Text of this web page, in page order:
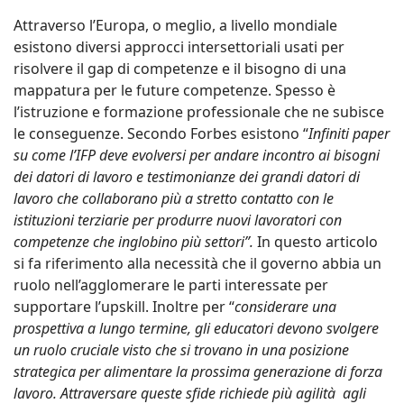
Attraverso l’Europa, o meglio, a livello mondiale
esistono diversi approcci intersettoriali usati per
risolvere il gap di competenze e il bisogno di una
mappatura per le future competenze. Spesso è
l’istruzione e formazione professionale che ne subisce
le conseguenze. Secondo Forbes esistono “Infiniti paper
su come l’IFP deve evolversi per andare incontro ai bisogni
dei datori di lavoro e testimonianze dei grandi datori di
lavoro che collaborano più a stretto contatto con le
istituzioni terziarie per produrre nuovi lavoratori con
competenze che inglobino più settori”. In questo articolo
si fa riferimento alla necessità che il governo abbia un
ruolo nell’agglomerare le parti interessate per
supportare l’upskill. Inoltre per “considerare una
prospettiva a lungo termine, gli educatori devono svolgere
un ruolo cruciale visto che si trovano in una posizione
strategica per alimentare la prossima generazione di forza
lavoro. Attraversare queste sfiderichiede più agilità agli